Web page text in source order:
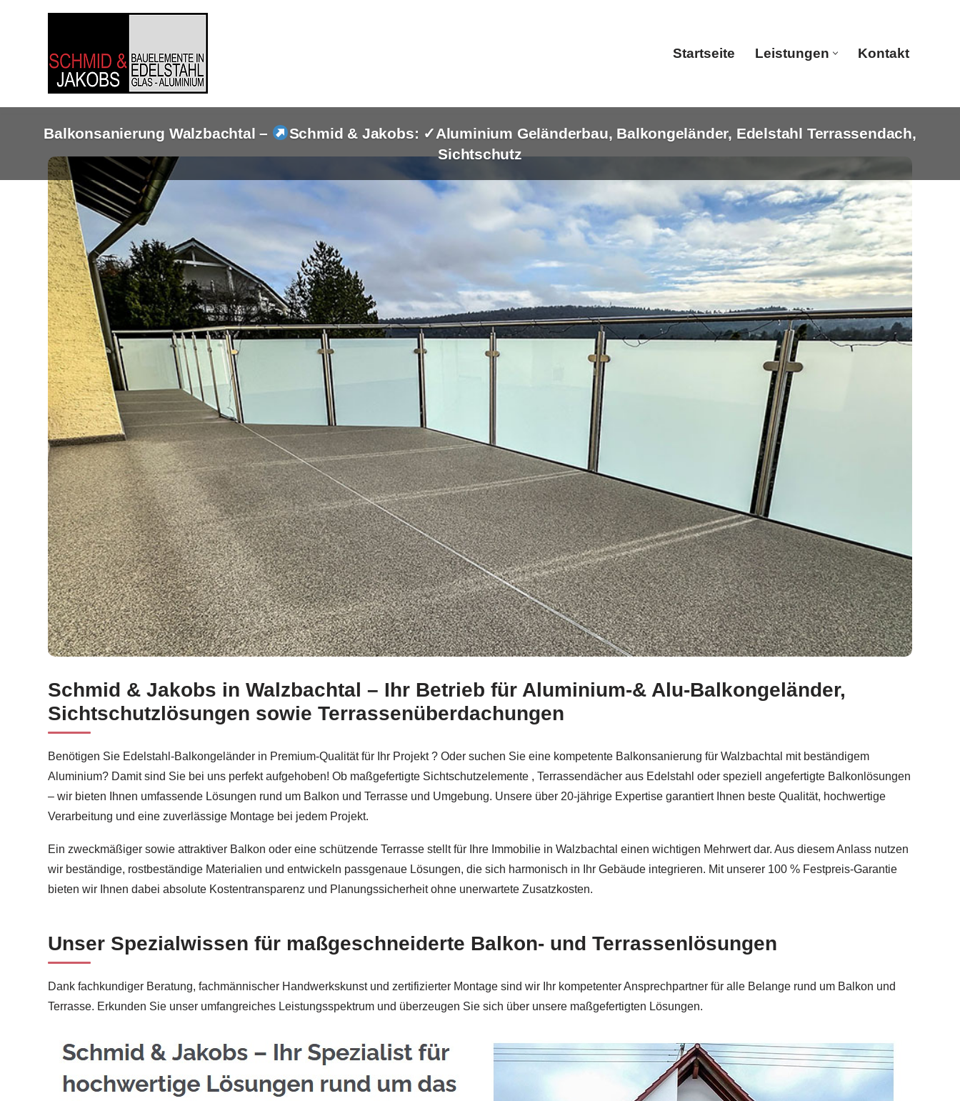
Startseite Leistungen Kontakt
Balkonsanierung Walzbachtal –
Schmid & Jakobs: ✓Aluminium Geländerbau, Balkongeländer, Edelstahl Terrassendach,
Sichtschutz
Fachgerechte Balkonsanierung in Walzbachtal beiSchmid & Jakobs und ✓Edelstahl Terrassendach, Aluminium Geländerbau, Balkongeländer, Sichtschutz anfragen.
Schmid & Jakobs in Walzbachtal – Ihr Betrieb für Aluminium-& Alu-Balkongeländer,
Sichtschutzlösungen sowie Terrassenüberdachungen
Benötigen Sie Edelstahl-Balkongeländer in Premium-Qualität für Ihr Projekt ? Oder suchen Sie eine kompetente Balkonsanierung für Walzbachtal mit beständigem
Aluminium? Damit sind Sie bei uns perfekt aufgehoben! Ob maßgefertigte Sichtschutzelemente , Terrassendächer aus Edelstahl oder speziell angefertigte Balkonlösungen
– wir bieten Ihnen umfassende Lösungen rund um Balkon und Terrasse und Umgebung. Unsere über 20-jährige Expertise garantiert Ihnen beste Qualität, hochwertige
Verarbeitung und eine zuverlässige Montage bei jedem Projekt.
Ein zweckmäßiger sowie attraktiver Balkon oder eine schützende Terrasse stellt für Ihre Immobilie in Walzbachtal einen wichtigen Mehrwert dar. Aus diesem Anlass nutzen
wir beständige, rostbeständige Materialien und entwickeln passgenaue Lösungen, die sich harmonisch in Ihr Gebäude integrieren. Mit unserer 100 % Festpreis-Garantie
bieten wir Ihnen dabei absolute Kostentransparenz und Planungssicherheit ohne unerwartete Zusatzkosten.
Unser Spezialwissen für maßgeschneiderte Balkon- und Terrassenlösungen
Dank fachkundiger Beratung, fachmännischer Handwerkskunst und zertifizierter Montage sind wir Ihr kompetenter Ansprechpartner für alle Belange rund um Balkon und
Terrasse. Erkunden Sie unser umfangreiches Leistungsspektrum und überzeugen Sie sich über unsere maßgefertigten Lösungen.